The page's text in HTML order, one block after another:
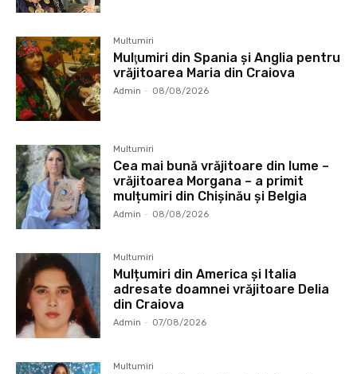
Multumiri
Mulţumiri din Spania şi Anglia pentru
vrăjitoarea Maria din Craiova
Admin - 08/08/2026
Multumiri
Cea mai bună vrăjitoare din lume –
vrăjitoarea Morgana – a primit
mulțumiri din Chișinău și Belgia
Admin - 08/08/2026
Multumiri
Mulțumiri din America și Italia
adresate doamnei vrăjitoare Delia
din Craiova
Admin - 07/08/2026
Multumiri